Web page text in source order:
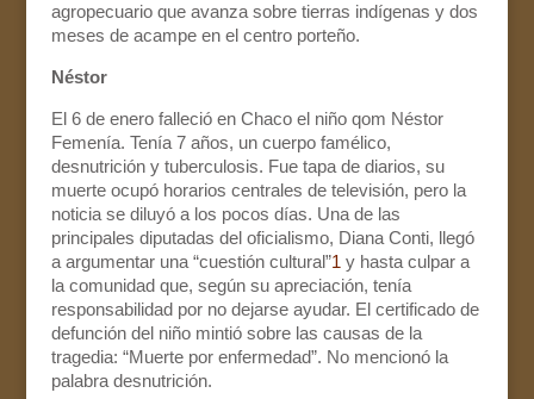
agropecuario que avanza sobre tierras indígenas y dos
meses de acampe en el centro porteño.
Néstor
El 6 de enero falleció en Chaco el niño qom Néstor
Femenía. Tenía 7 años, un cuerpo famélico,
desnutrición y tuberculosis. Fue tapa de diarios, su
muerte ocupó horarios centrales de televisión, pero la
noticia se diluyó a los pocos días. Una de las
principales diputadas del oficialismo, Diana Conti, llegó
a argumentar una “cuestión cultural”1 y hasta culpar a
la comunidad que, según su apreciación, tenía
responsabilidad por no dejarse ayudar. El certificado de
defunción del niño mintió sobre las causas de la
tragedia: “Muerte por enfermedad”. No mencionó la
palabra desnutrición.